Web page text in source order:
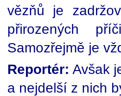
vězňů je
přirozených
Samozřejmě je
Reportér: Avšak
a nejdelší z nich